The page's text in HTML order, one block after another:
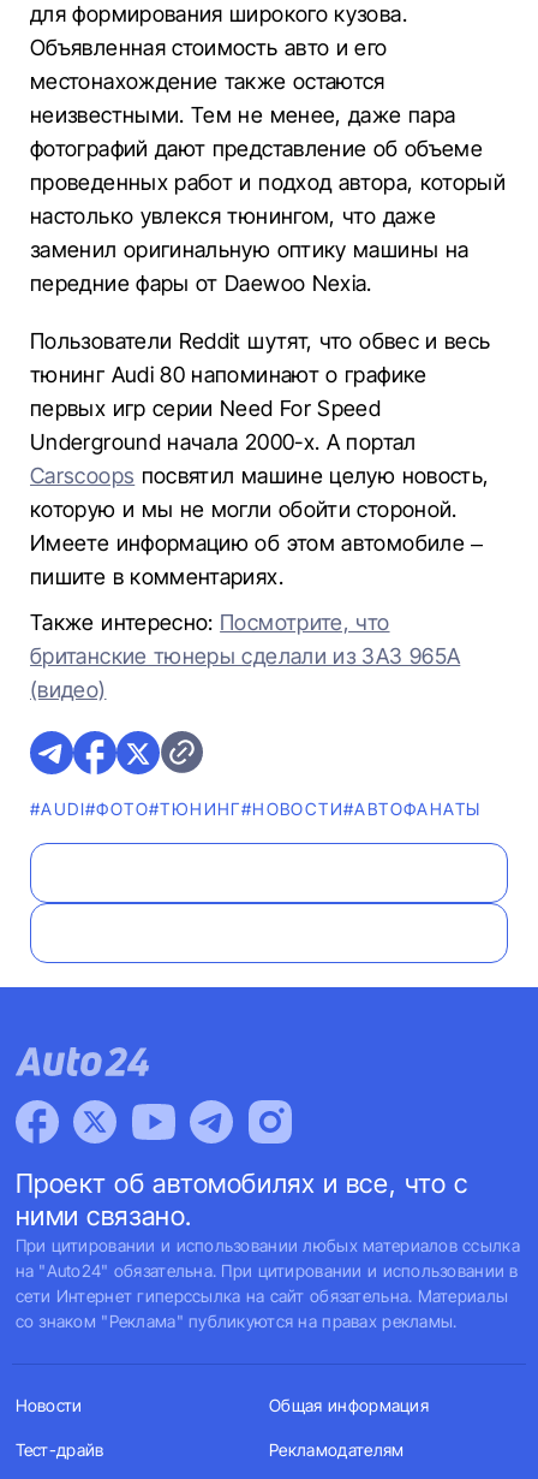
для формирования широкого кузова.
Объявленная стоимость авто и его
местонахождение также остаются
неизвестными. Тем не менее, даже пара
фотографий дают представление об объеме
проведенных работ и подход автора, который
настолько увлекся тюнингом, что даже
заменил оригинальную оптику машины на
передние фары от Daewoo Nexia.
Пользователи Reddit шутят, что обвес и весь
тюнинг Audi 80 напоминают о графике
первых игр серии Need For Speed
Underground начала 2000-х. А портал
Carscoops посвятил машине целую новость,
которую и мы не могли обойти стороной.
Имеете информацию об этом автомобиле –
пишите в комментариях.
Также интересно: Посмотрите, что
британские тюнеры сделали из ЗАЗ 965А
(видео)
#AUDI#ФОТО#ТЮНИНГ#НОВОСТИ#AВТОФАНАТЫ
Проект об автомобилях и все, что с
ними связано.
При цитировании и использовании любых материалов ссылка
на "Auto24" обязательна. При цитировании и использовании в
сети Интернет гиперссылка на сайт обязательна. Материалы
со знаком "Реклама" публикуются на правах рекламы.
Новости
Тест-драйв
Общая информация
Рекламодателям